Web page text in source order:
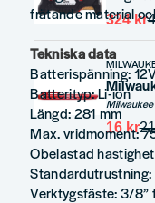
324 kr
16 kr
frätande material
Tekniska data
Batterispänning:
Batterityp: Li-ion
Längd: 281 mm
Max. vridmoment:
Obelastad
Verktygsfäste: 3/8”